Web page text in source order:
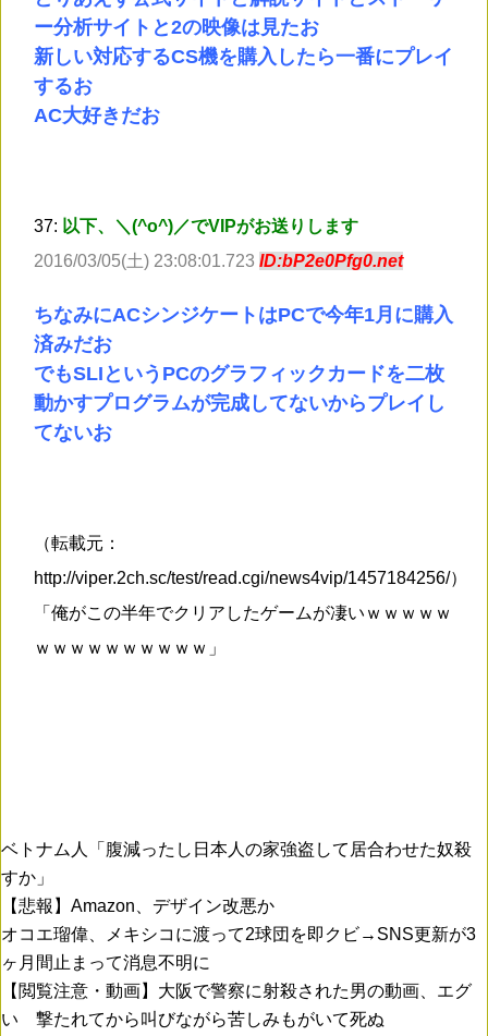
ー分析サイトと2の映像は見たお
新しい対応するCS機を購入したら一番にプレイ
するお
AC大好きだお
37: 以下、＼(^o^)／でVIPがお送りします
2016/03/05(土) 23:08:01.723 ID:bP2e0Pfg0.net
ちなみにACシンジケートはPCで今年1月に購入
済みだお
でもSLIというPCのグラフィックカードを二枚
動かすプログラムが完成してないからプレイし
てないお
（転載元：
http://viper.2ch.sc/test/read.cgi/news4vip/1457184256/）
「俺がこの半年でクリアしたゲームが凄いｗｗｗｗｗ
ｗｗｗｗｗｗｗｗｗｗ」
ベトナム人「腹減ったし日本人の家強盗して居合わせた奴殺
すか」
【悲報】Amazon、デザイン改悪か
オコエ瑠偉、メキシコに渡って2球団を即クビ→SNS更新が3
ヶ月間止まって消息不明に
【閲覧注意・動画】大阪で警察に射殺された男の動画、エグ
い 撃たれてから叫びながら苦しみもがいて死ぬ